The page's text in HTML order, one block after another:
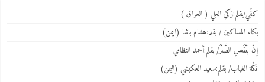
بقلم:زكي العلي ( العراق )
المساكين / بقلم:هشام باشا (اليمن)
الصَّبْرُ/ بقلم:أحمد النظامي
الغياب/ بقلم:سعيد العكيشي (اليمن)